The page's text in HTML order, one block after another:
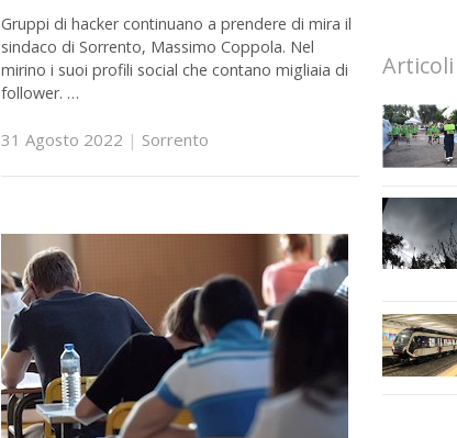
Gruppi di hacker continuano a prendere di mira il
sindaco di Sorrento, Massimo Coppola. Nel
mirino i suoi profili social che contano migliaia di
follower. …
31 Agosto 2022 | Sorrento